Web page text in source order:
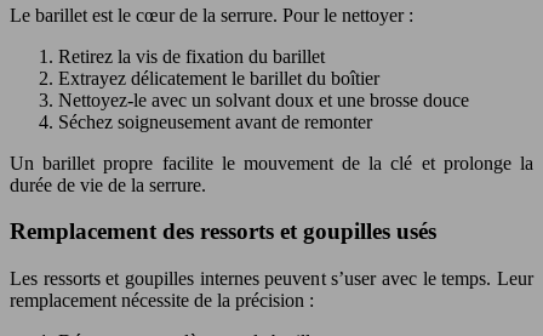
Le barillet est le cœur de la serrure. Pour le nettoyer :
Retirez la vis de fixation du barillet
Extrayez délicatement le barillet du boîtier
Nettoyez-le avec un solvant doux et une brosse douce
Séchez soigneusement avant de remonter
Un barillet propre facilite le mouvement de la clé et prolonge la
durée de vie de la serrure.
Remplacement des ressorts et goupilles usés
Les ressorts et goupilles internes peuvent s’user avec le temps. Leur
remplacement nécessite de la précision :